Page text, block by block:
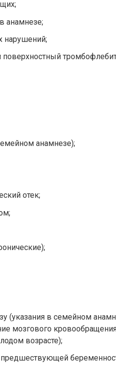
анамнезе;
нарушений;
анамнезе);
отек;
(указания в семейном
мозгового
возрасте);